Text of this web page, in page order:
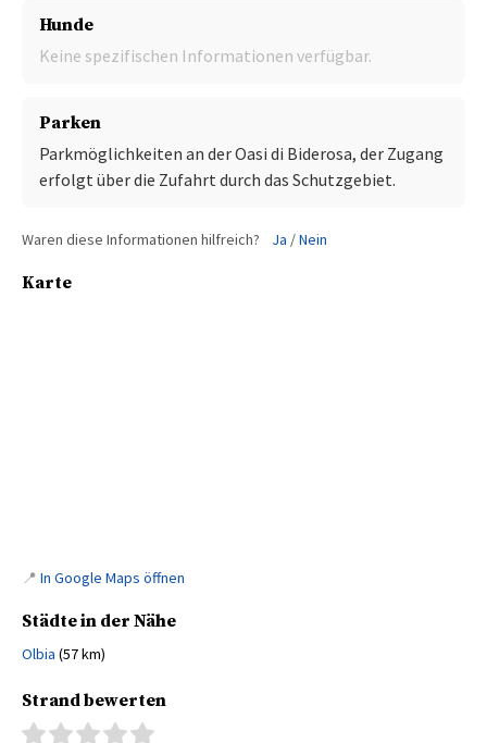
Hunde
Keine spezifischen Informationen verfügbar.
Parken
Parkmöglichkeiten an der Oasi di Biderosa, der Zugang
erfolgt über die Zufahrt durch das Schutzgebiet.
Waren diese Informationen hilfreich? Ja /Nein
Karte
📍 In Google Maps öffnen
Städte in der Nähe
Olbia (57 km)
Strand bewerten